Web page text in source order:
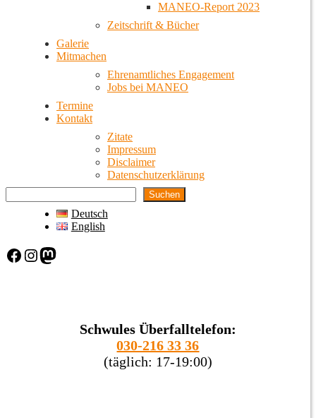
MANEO-Report 2023
Zeitschrift & Bücher
Galerie
Mitmachen
Ehrenamtliches Engagement
Jobs bei MANEO
Termine
Kontakt
Zitate
Impressum
Disclaimer
Datenschutzerklärung
Suchen
Deutsch
English
Facebook Instagram Mastodon
Schwules Überfalltelefon:
030-216 33 36
(täglich: 17-19:00)